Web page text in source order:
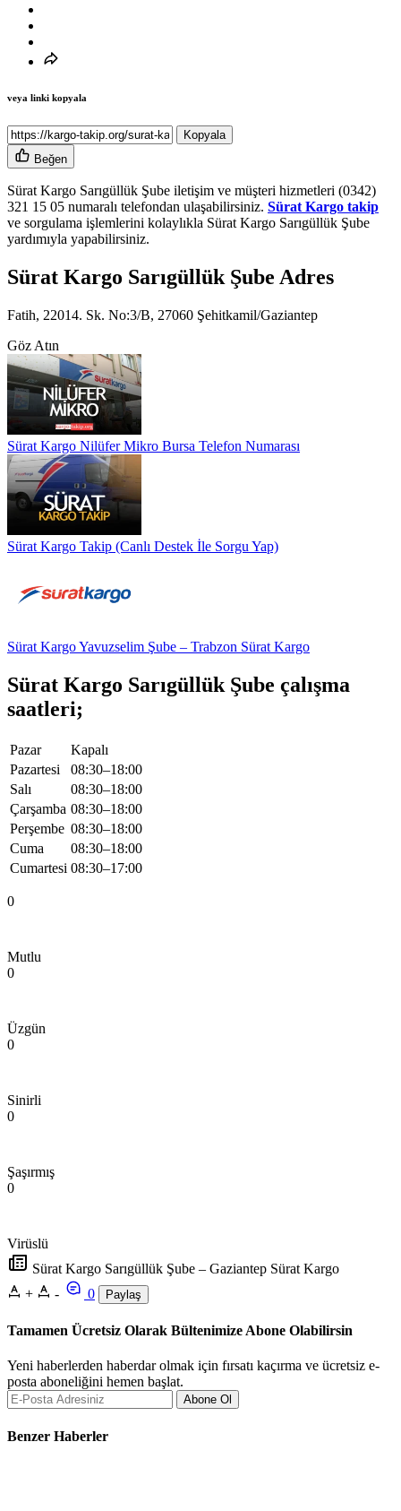
veya linki kopyala
Kopyala
Beğen
Sürat Kargo Sarıgüllük Şube iletişim ve müşteri hizmetleri (0342)
321 15 05 numaralı telefondan ulaşabilirsiniz. Sürat Kargo takip
ve sorgulama işlemlerini kolaylıkla Sürat Kargo Sarıgüllük Şube
yardımıyla yapabilirsiniz.
Sürat Kargo Sarıgüllük Şube Adres
Fatih, 22014. Sk. No:3/B, 27060 Şehitkamil/Gaziantep
Göz Atın
Sürat Kargo Nilüfer Mikro Bursa Telefon Numarası
Sürat Kargo Takip (Canlı Destek İle Sorgu Yap)
Sürat Kargo Yavuzselim Şube – Trabzon Sürat Kargo
Sürat Kargo Sarıgüllük Şube çalışma
saatleri;
Pazar
Kapalı
Pazartesi
08:30–18:00
Salı
08:30–18:00
Çarşamba 08:30–18:00
Perşembe 08:30–18:00
Cuma
08:30–18:00
Cumartesi 08:30–17:00
0
Mutlu
0
Üzgün
0
Sinirli
0
Şaşırmış
0
Virüslü
Sürat Kargo Sarıgüllük Şube – Gaziantep Sürat Kargo
+
- 0 Paylaş
Tamamen Ücretsiz Olarak Bültenimize Abone Olabilirsin
Yeni haberlerden haberdar olmak için fırsatı kaçırma ve ücretsiz e-
posta aboneliğini hemen başlat.
Abone Ol
Benzer Haberler